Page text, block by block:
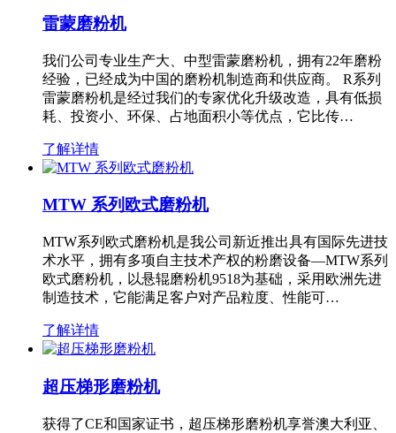
雷蒙磨粉机
我们公司专业生产大、中型雷蒙磨粉机，拥有22年磨粉
经验，已经成为中国的磨粉机制造商和供应商。 R系列
雷蒙磨粉机是经过我们的专家优化升级改造，具有低损
耗、投资小、环保、占地面积小等优点，它比传…
了解详情
MTW 系列欧式磨粉机
MTW系列欧式磨粉机是我公司新近推出具有国际先进技
术水平，拥有多项自主技术产权的粉磨设备—MTW系列
欧式磨粉机，以悬辊磨粉机9518为基础，采用欧洲先进
制造技术，它能满足客户对产品粒度、性能可…
了解详情
超压梯形磨粉机
获得了CE和国家证书，超压梯形磨粉机享誉澳大利亚、